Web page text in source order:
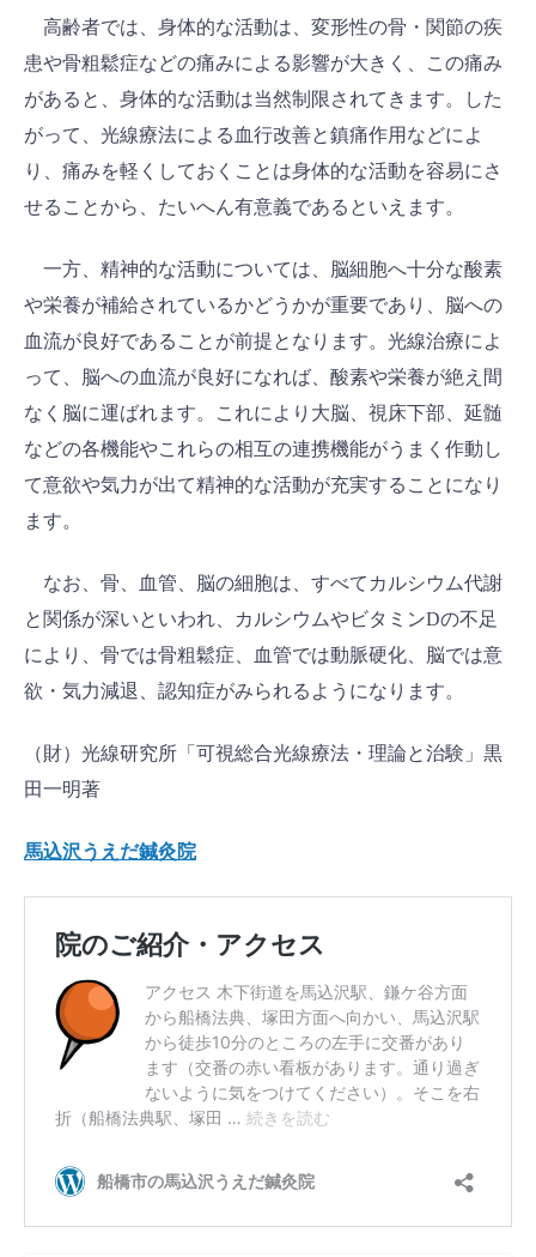
高齢者では、身体的な活動は、変形性の骨・関節の疾
患や骨粗鬆症などの痛みによる影響が大きく、この痛み
があると、身体的な活動は当然制限されてきます。した
がって、光線療法による血行改善と鎮痛作用などによ
り、痛みを軽くしておくことは身体的な活動を容易にさ
せることから、たいへん有意義であるといえます。
一方、精神的な活動については、脳細胞へ十分な酸素
や栄養が補給されているかどうかが重要であり、脳への
血流が良好であることが前提となります。光線治療によ
って、脳への血流が良好になれば、酸素や栄養が絶え間
なく脳に運ばれます。これにより大脳、視床下部、延髄
などの各機能やこれらの相互の連携機能がうまく作動し
て意欲や気力が出て精神的な活動が充実することになり
ます。
なお、骨、血管、脳の細胞は、すべてカルシウム代謝
と関係が深いといわれ、カルシウムやビタミンDの不足
により、骨では骨粗鬆症、血管では動脈硬化、脳では意
欲・気力減退、認知症がみられるようになります。
（財）光線研究所「可視総合光線療法・理論と治験」黒
田一明著
馬込沢うえだ鍼灸院